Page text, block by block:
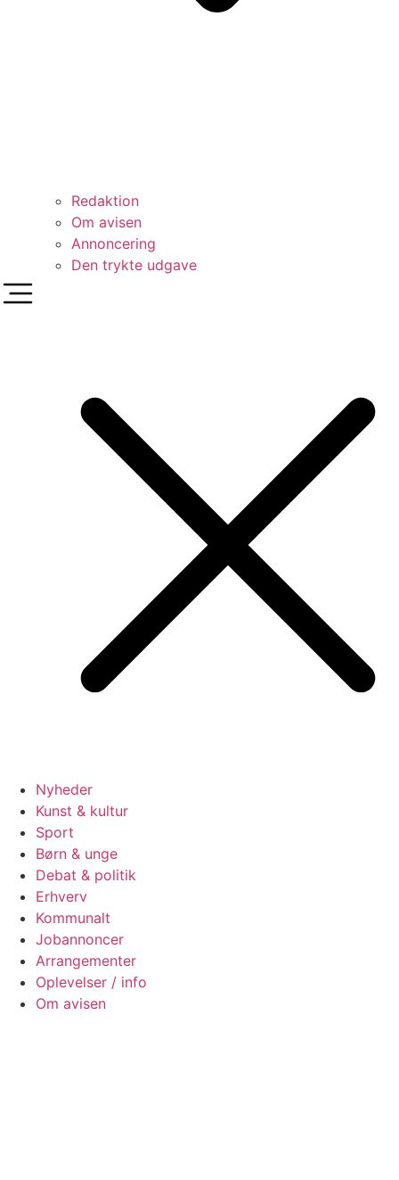
Redaktion
Om avisen
Annoncering
Den trykte udgave
Nyheder
Kunst & kultur
Sport
Børn & unge
Debat & politik
Erhverv
Kommunalt
Jobannoncer
Arrangementer
Oplevelser / info
Om avisen